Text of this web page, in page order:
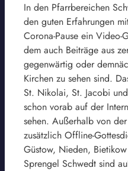
In den Pfarrbereichen
den guten Erfahrungen
Corona-Pause ein
dem auch Beiträge aus
gegenwärtig oder
Kirchen zu sehen sind.
St. Nikolai, St. Jacobi
schon vorab auf der
sehen. Außerhalb von
zusätzlich Offline-
Güstow, Nieden,
Sprengel Schwedt sind